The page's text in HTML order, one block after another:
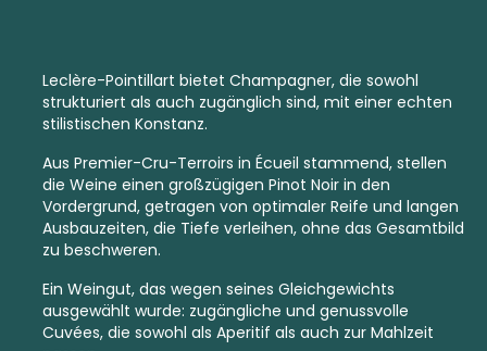
Leclère-Pointillart bietet Champagner, die sowohl
strukturiert als auch zugänglich sind, mit einer echten
stilistischen Konstanz.
Aus Premier-Cru-Terroirs in Écueil stammend, stellen
die Weine einen großzügigen Pinot Noir in den
Vordergrund, getragen von optimaler Reife und langen
Ausbauzeiten, die Tiefe verleihen, ohne das Gesamtbild
zu beschweren.
Ein Weingut, das wegen seines Gleichgewichts
ausgewählt wurde: zugängliche und genussvolle
Cuvées, die sowohl als Aperitif als auch zur Mahlzeit